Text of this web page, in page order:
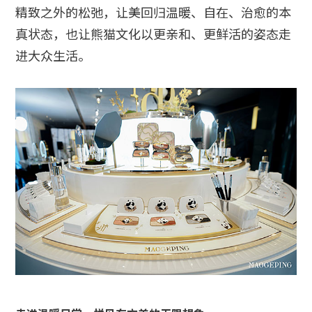
精致之外的松弛，让美回归温暖、自在、治愈的本
真状态，也让熊猫文化以更亲和、更鲜活的姿态走
进大众生活。